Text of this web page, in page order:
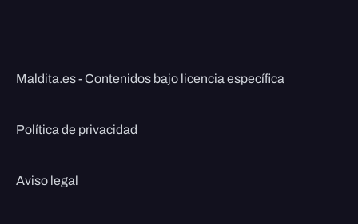
Maldita.es - Contenidos bajo licencia específica
Política de privacidad
Aviso legal